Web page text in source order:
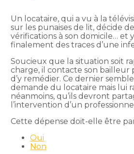
Un locataire, qui a vu à la
sur les punaises de lit, décide
vérifications à son domicile… et
finalement des traces d’une
Soucieux que la situation soit
charge, il contacte son
d’y remédier. Ce dernier
demande du locataire mais lui
néanmoins, qu’ils devront
l’intervention d’un
Cette dépense doit-elle être
Oui
Non